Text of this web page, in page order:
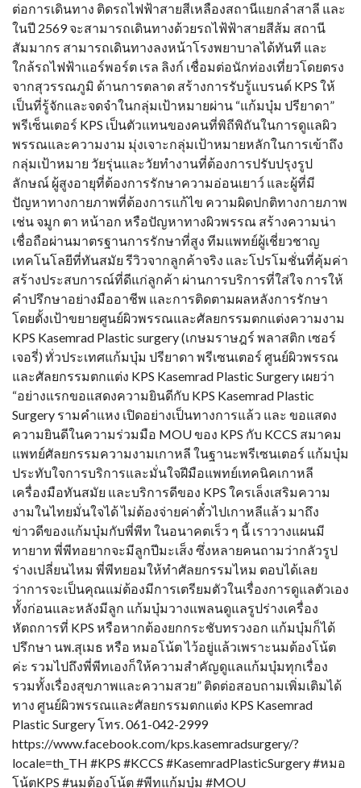
ต่อการเดินทาง ติดรถไฟฟ้าสายสีเหลืองสถานีแยกลำสาลี และ
ในปี 2569 จะสามารถเดินทางด้วยรถไฟ้ฟ้าสายสีส้ม สถานี
สัมมากร สามารถเดินทางลงหน้าโรงพยาบาลได้ทันที และ
ใกล้รถไฟฟ้าแอร์พอร์ต เรล ลิงก์ เชื่อมต่อนักท่องเที่ยวโดยตรง
จากสุวรรณภูมิ ด้านการตลาด สร้างการรับรู้แบรนด์ KPS ให้
เป็นที่รู้จักและจดจำในกลุ่มเป้าหมายผ่าน “แก้มบุ๋ม ปรียาดา”
พรีเซ็นเตอร์ KPS เป็นตัวแทนของคนที่พิถีพิถันในการดูแลผิว
พรรณและความงาม มุ่งเจาะกลุ่มเป้าหมายหลักในการเข้าถึง
กลุ่มเป้าหมาย วัยรุ่นและวัยทำงานที่ต้องการปรับปรุงรูป
ลักษณ์ ผู้สูงอายุที่ต้องการรักษาความอ่อนเยาว์ และผู้ที่มี
ปัญหาทางกายภาพที่ต้องการแก้ไข ความผิดปกติทางกายภาพ
เช่น จมูก ตา หน้าอก หรือปัญหาทางผิวพรรณ สร้างความน่า
เชื่อถือผ่านมาตรฐานการรักษาที่สูง ทีมแพทย์ผู้เชี่ยวชาญ
เทคโนโลยีที่ทันสมัย รีวิวจากลูกค้าจริง และโปรโมชั่นที่คุ้มค่า
สร้างประสบการณ์ที่ดีแก่ลูกค้า ผ่านการบริการที่ใส่ใจ การให้
คำปรึกษาอย่างมืออาชีพ และการติดตามผลหลังการรักษา
โดยตั้งเป้าขยายศูนย์ผิวพรรณและศัลยกรรมตกแต่งความงาม
KPS Kasemrad Plastic surgery (เกษมราษฎร์ พลาสติก เซอร์
เจอรี่) ทั่วประเทศแก้มบุ๋ม ปรียาดา พรีเซนเตอร์ ศูนย์ผิวพรรณ
และศัลยกรรมตกแต่ง KPS Kasemrad Plastic Surgery เผยว่า
“อย่างแรกขอแสดงความยินดีกับ KPS Kasemrad Plastic
Surgery รามคำแหง เปิดอย่างเป็นทางการแล้ว และ ขอแสดง
ความยินดีในความร่วมมือ MOU ของ KPS กับ KCCS สมาคม
แพทย์ศัลยกรรมความงามเกาหลี ในฐานะพรีเซนเตอร์ แก้มบุ๋ม
ประทับใจการบริการและมั่นใจฝีมือแพทย์เทคนิคเกาหลี
เครื่องมือทันสมัย และบริการดีของ KPS ใครเล็งเสริมความ
งามในไทยมั่นใจได้ ไม่ต้องจ่ายค่าตั๋วไปเกาหลีแล้ว มาถึง
ข่าวดีของแก้มบุ๋มกับพี่พีท ในอนาคตเร็ว ๆ นี้ เราวางแผนมี
ทายาท พี่พีทอยากจะมีลูกปีมะเส็ง ซึ่งหลายคนถามว่ากลัวรูป
ร่างเปลี่ยนไหม พี่พีทยอมให้ทำศัลยกรรมไหม ตอบได้เลย
ว่าการจะเป็นคุณแม่ต้องมีการเตรียมตัวในเรื่องการดูแลตัวเอง
ทั้งก่อนและหลังมีลูก แก้มบุ๋มวางแพลนดูแลรูปร่างเครื่อง
หัตถการที่ KPS หรือหากต้องยกกระชับทรวงอก แก้มบุ๋มก็ได้
ปรึกษา นพ.สุเมธ หรือ หมอโน้ต ไว้อยู่แล้วเพราะนมต้องโน้ต
ค่ะ รวมไปถึงพี่พีทเองก็ให้ความสำคัญดูแลแก้มบุ๋มทุกเรื่อง
รวมทั้งเรื่องสุขภาพและความสวย” ติดต่อสอบถามเพิ่มเติมได้
ทาง ศูนย์ผิวพรรณและศัลยกรรมตกแต่ง KPS Kasemrad
Plastic Surgery โทร. 061-042-2999
https://www.facebook.com/kps.kasemradsurgery/?
locale=th_TH #KPS #KCCS #KasemradPlasticSurgery #หมอ
โน้ตKPS #นมต้องโน้ต #พีทแก้มบุ๋ม #MOU